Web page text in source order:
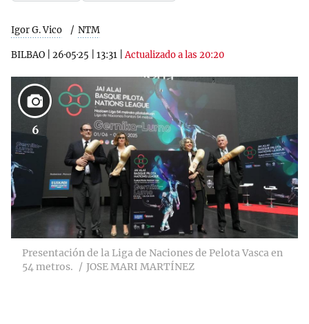
Igor G. Vico NTM
BILBAO 26·05·25 13:31 |Actualizado a las 20:20
6
Presentación de la Liga de Naciones de Pelota Vasca en
54 metros.
JOSE MARI MARTÍNEZ